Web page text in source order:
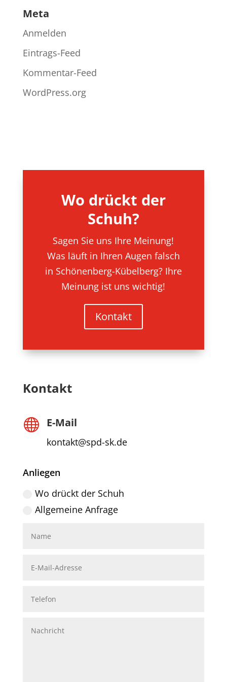
Meta
Anmelden
Eintrags-Feed
Kommentar-Feed
WordPress.org
Wo drückt der
Schuh?
Sagen Sie uns Ihre Meinung!
Was läuft in Ihren Augen falsch
in Schönenberg-Kübelberg? Ihre
Meinung ist uns wichtig!
Kontakt
Kontakt
 E-Mail
kontakt@spd-sk.de
Anliegen
Wo drückt der Schuh
Allgemeine Anfrage